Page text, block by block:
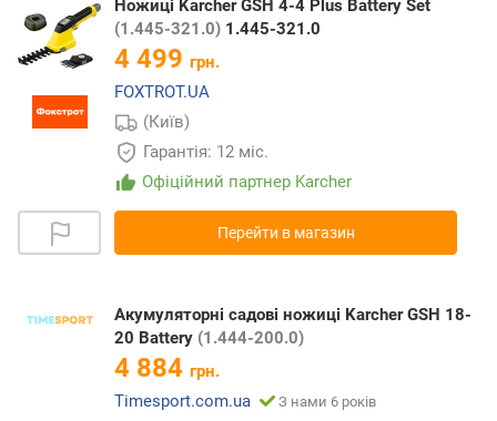
Ножиці Karcher GSH 4-4 Plus Battery Set
(1.445-321.0) 1.445-321.0
4 499 грн.
FOXTROT.UA
(Київ)
Гарантія: 12 міс.
Офіційний партнер Karcher
Перейти в магазин
Акумуляторні садові ножиці Karcher GSH 18-
20 Battery (1.444-200.0)
4 884 грн.
Timesport.com.ua
З нами 6 років